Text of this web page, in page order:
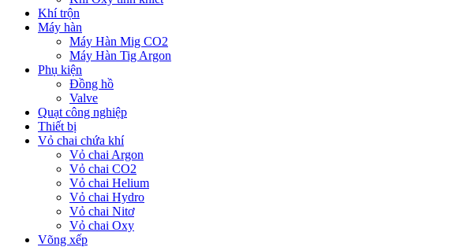
Khí trộn
Máy hàn
Máy Hàn Mig CO2
Máy Hàn Tig Argon
Phụ kiện
Đồng hồ
Valve
Quạt công nghiệp
Thiết bị
Vỏ chai chứa khí
Vỏ chai Argon
Vỏ chai CO2
Vỏ chai Helium
Vỏ chai Hydro
Vỏ chai Nitơ
Vỏ chai Oxy
Võng xếp